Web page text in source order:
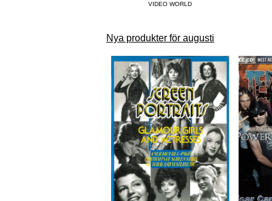
VIDEO WORLD
Nya produkter för augusti